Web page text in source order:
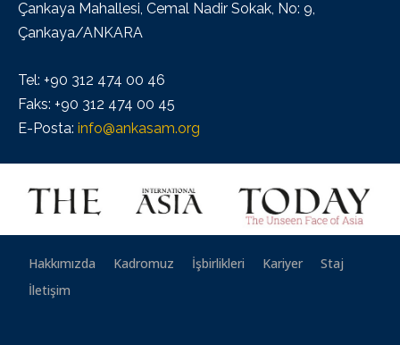
Çankaya Mahallesi, Cemal Nadir Sokak, No: 9,
Çankaya/ANKARA
Tel: +90 312 474 00 46
Faks: +90 312 474 00 45
E-Posta: info@ankasam.org
Hakkımızda Kadromuz İşbirlikleri Kariyer
Staj
İletişim